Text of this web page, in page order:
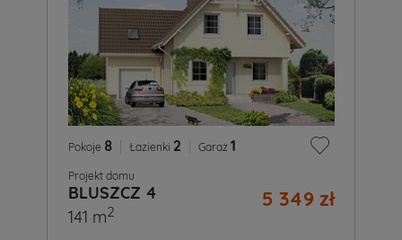
Pokoje 8 Łazienki 2 Garaż 1
Projekt domu
BLUSZCZ 4 5 349 zł
141 m2